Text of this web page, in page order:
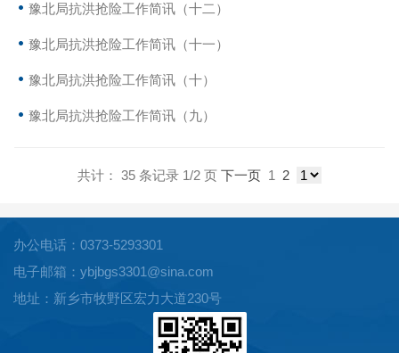
豫北局抗洪抢险工作简讯（十二）
豫北局抗洪抢险工作简讯（十一）
豫北局抗洪抢险工作简讯（十）
豫北局抗洪抢险工作简讯（九）
共计： 35 条记录 1/2 页 下一页 1 2
办公电话：0373-5293301
电子邮箱：ybjbgs3301@sina.com
地址：新乡市牧野区宏力大道230号